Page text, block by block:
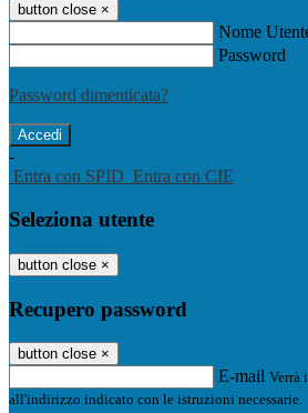
button close ×
Nome
Password
Password dimenticata?
-
Entra con SPID Entra con CIE
Seleziona utente
button close ×
Recupero password
button close ×
E-mail Verrà
all'indirizzo indicato con le istruzioni necessarie.